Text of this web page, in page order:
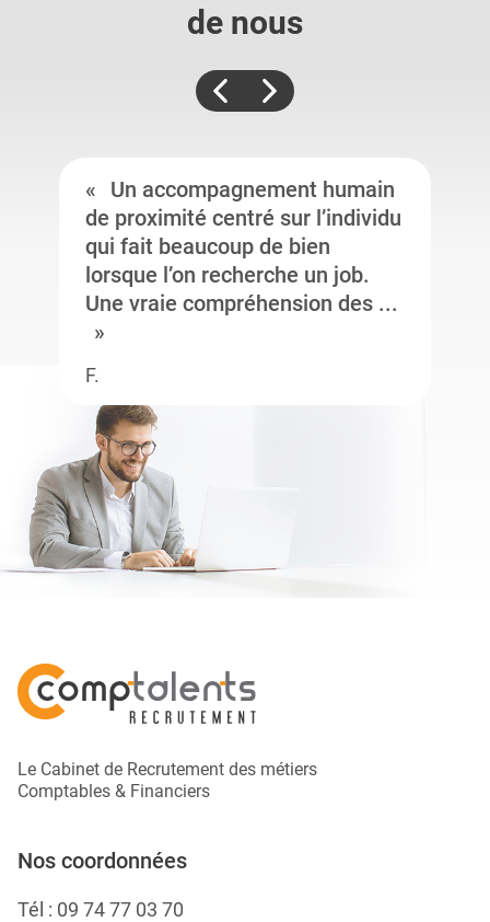
de nous
Un accompagnement humain
de proximité centré sur l’individu
qui fait beaucoup de bien
lorsque l’on recherche un job.
Une vraie compréhension des ...
F.
Le Cabinet de Recrutement des métiers
Comptables & Financiers
Nos coordonnées
Tél : 09 74 77 03 70